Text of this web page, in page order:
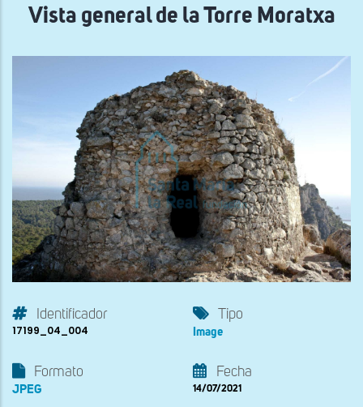
Vista general de la Torre Moratxa
Identificador
17199_04_004
Tipo
Image
Formato
JPEG
Fecha
14/07/2021